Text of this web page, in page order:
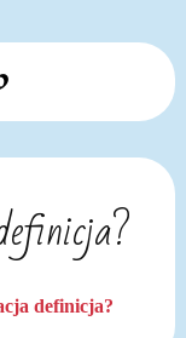
definicja?